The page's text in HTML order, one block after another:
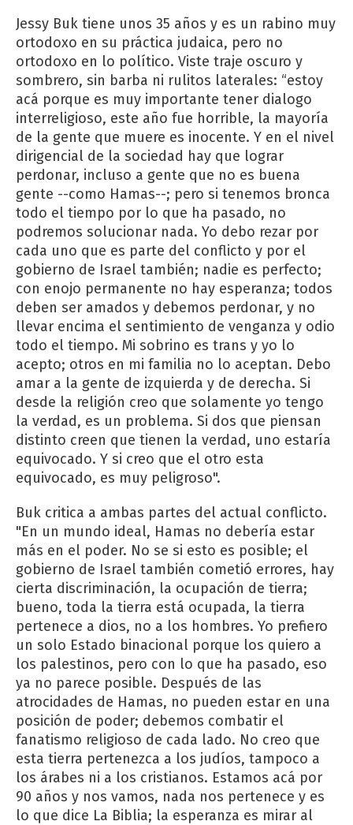
Jessy Buk tiene unos 35 años y es un rabino muy
ortodoxo en su práctica judaica, pero no
ortodoxo en lo político. Viste traje oscuro y
sombrero, sin barba ni rulitos laterales: “estoy
acá porque es muy importante tener dialogo
interreligioso, este año fue horrible, la mayoría
de la gente que muere es inocente. Y en el nivel
dirigencial de la sociedad hay que lograr
perdonar, incluso a gente que no es buena
gente --como Hamas--; pero si tenemos bronca
todo el tiempo por lo que ha pasado, no
podremos solucionar nada. Yo debo rezar por
cada uno que es parte del conflicto y por el
gobierno de Israel también; nadie es perfecto;
con enojo permanente no hay esperanza; todos
deben ser amados y debemos perdonar, y no
llevar encima el sentimiento de venganza y odio
todo el tiempo. Mi sobrino es trans y yo lo
acepto; otros en mi familia no lo aceptan. Debo
amar a la gente de izquierda y de derecha. Si
desde la religión creo que solamente yo tengo
la verdad, es un problema. Si dos que piensan
distinto creen que tienen la verdad, uno estaría
equivocado. Y si creo que el otro esta
equivocado, es muy peligroso".
Buk critica a ambas partes del actual conflicto.
"En un mundo ideal, Hamas no debería estar
más en el poder. No se si esto es posible; el
gobierno de Israel también cometió errores, hay
cierta discriminación, la ocupación de tierra;
bueno, toda la tierra está ocupada, la tierra
pertenece a dios, no a los hombres. Yo prefiero
un solo Estado binacional porque los quiero a
los palestinos, pero con lo que ha pasado, eso
ya no parece posible. Después de las
atrocidades de Hamas, no pueden estar en una
posición de poder; debemos combatir el
fanatismo religioso de cada lado. No creo que
esta tierra pertenezca a los judíos, tampoco a
los árabes ni a los cristianos. Estamos acá por
90 años y nos vamos, nada nos pertenece y es
lo que dice La Biblia; la esperanza es mirar al